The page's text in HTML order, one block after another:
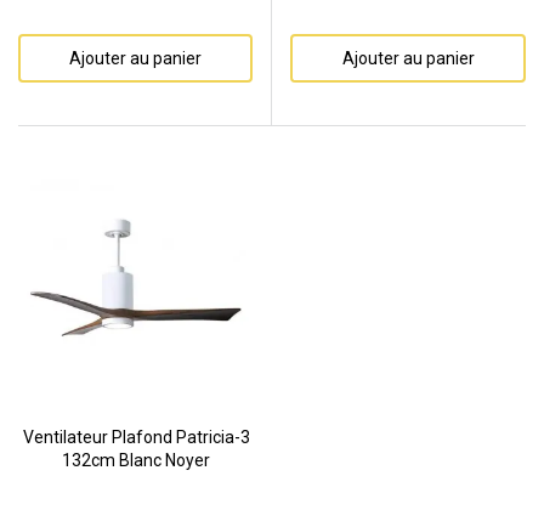
Ajouter au panier Ajouter au panier
Ventilateur Plafond Patricia-3
132cm Blanc Noyer